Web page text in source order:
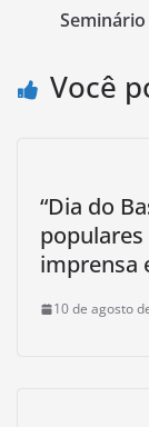
Você
“Dia do
imprensa
10 de agosto